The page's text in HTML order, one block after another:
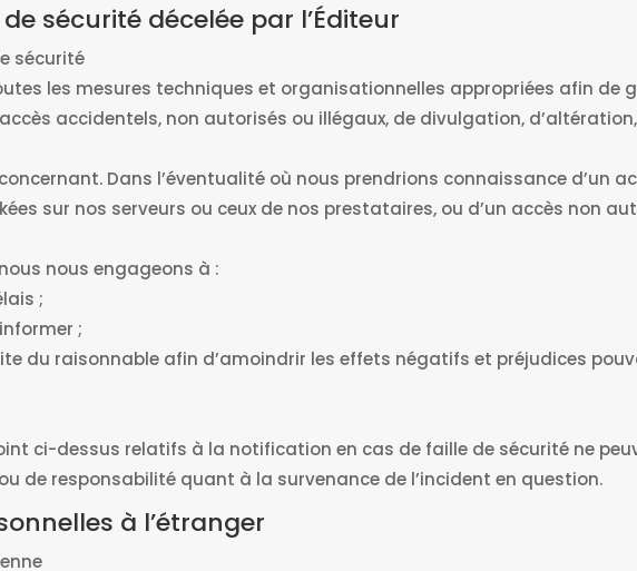
sécurité décelée par l’Éditeur
sécurité
les mesures techniques et organisationnelles appropriées afin de
accidentels, non autorisés ou illégaux, de divulgation,
Dans l’éventualité où nous prendrions connaissance d’un
sur nos serveurs ou ceux de nos prestataires, ou d’un accès non
nous engageons à :
;
;
du raisonnable afin d’amoindrir les effets négatifs et préjudices
ci-dessus relatifs à la notification en cas de faille de sécurité ne
de responsabilité quant à la survenance de l’incident en question.
à l’étranger